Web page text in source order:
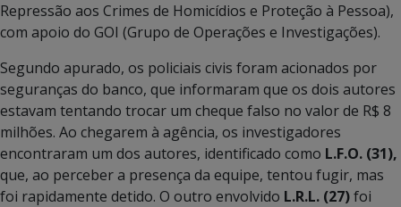
Repressão aos Crimes de Homicídios e Proteção à Pessoa),
com apoio do GOI (Grupo de Operações e Investigações).
Segundo apurado, os policiais civis foram acionados por
seguranças do banco, que informaram que os dois autores
estavam tentando trocar um cheque falso no valor de R$ 8
milhões. Ao chegarem à agência, os investigadores
encontraram um dos autores, identificado como L.F.O. (31),
que, ao perceber a presença da equipe, tentou fugir, mas
foi rapidamente detido. O outro envolvido L.R.L. (27)foi